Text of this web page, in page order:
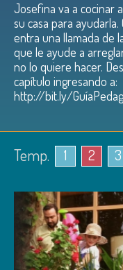
Josefina va a cocinar
su casa para
entra una llamada de
que le ayude a
no lo quiere hacer.
capítulo ingresando a:
http://bit.ly/
Temp. 1 2 3